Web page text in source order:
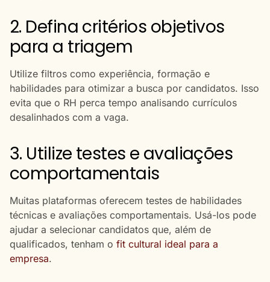
2. Defina critérios objetivos
para a triagem
Utilize filtros como experiência, formação e
habilidades para otimizar a busca por candidatos. Isso
evita que o RH perca tempo analisando currículos
desalinhados com a vaga.
3. Utilize testes e avaliações
comportamentais
Muitas plataformas oferecem testes de habilidades
técnicas e avaliações comportamentais. Usá-los pode
ajudar a selecionar candidatos que, além de
qualificados, tenham o fit cultural ideal para a
empresa.